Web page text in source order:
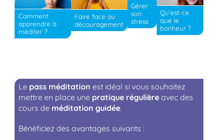
Comment
apprendre à
méditer ?
Faire face au
découragement
Gérer
son
stress
Qu’est-ce
que le
bonheur ?
Le pass méditation est idéal si vous souhaitez
mettre en place une pratique régulière avec des
cours de méditation guidée.
Bénéficiez des avantages suivants :